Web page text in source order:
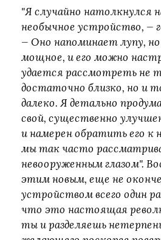
"Я случайно натолкнулся
необычное устройство, —
— Оно напоминает лупу, но
мощное, и его можно
удается рассмотреть не
достаточно близко, но и
далеко. Я детально
свой, существенно
и намерен обратить его к
мы так часто
невооруженным глазом".
этим новым, еще не
устройством всего один
что это настоящая
ты и разделяешь